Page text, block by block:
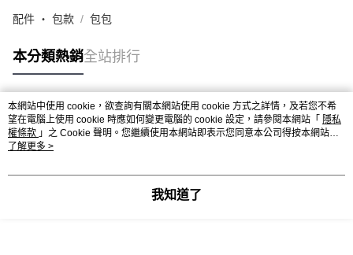
配件 ‧ 包款 包包
本分類熱銷全站排行
熱門標籤
本網站中使用 cookie，欲查詢有關本網站使用 cookie 方式之詳情，及若您不希
望在電腦上使用 cookie 時應如何變更電腦的 cookie 設定，請參閱本網站「 隱私
權條款 」之 Cookie 聲明。您繼續使用本網站即表示您同意本公司得按本網站使
用條款之 Cookie 聲明使用 cookie。
了解更多 >
我知道了